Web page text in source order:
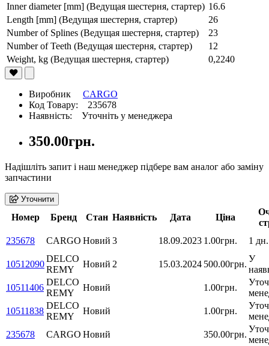
Inner diameter [mm] (Ведущая шестерня, стартер) 16.6
Length [mm] (Ведущая шестерня, стартер)
26
Number of Splines (Ведущая шестерня, стартер)
23
Number of Teeth (Ведущая шестерня, стартер)
12
Weight, kg (Ведущая шестерня, стартер)
0,2240
Виробник CARGO
Код Товару: 235678
Наявність: Уточніть у менеджера
350.00грн.
Надішліть запит і наш менеджер підбере вам аналог або заміну
запчастини
Уточнити
Номер Бренд Стан Наявність Дата Ціна
235678
CARGO Новий 3 18.09.2023 1.00грн. 1 дн.
10512090
DELCO
REMY
Новий 2 15.03.2024 500.00грн.
У
10511406
DELCO
REMY
Новий 1.00грн.
10511838
DELCO
REMY
Новий 1.00грн.
235678
CARGO Новий 350.00грн.